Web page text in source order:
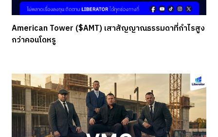
American Tower ($AMT) เสาสัญญาณธรรมดาที่กำไรสูง
กว่าคอนโดหรู